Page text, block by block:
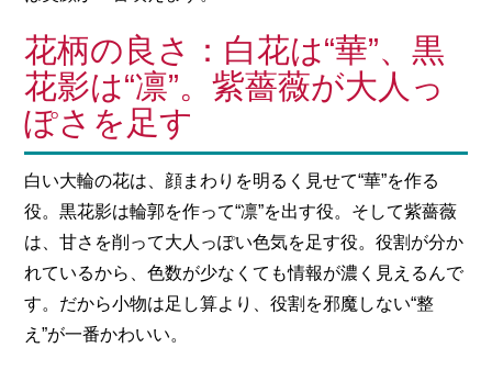
花柄の良さ：白花は“華”、黒
花影は“凛”。紫薔薇が大人っ
ぽさを足す
白い大輪の花は、顔まわりを明るく見せて“華”を作る
役。黒花影は輪郭を作って“凛”を出す役。そして紫薔薇
は、甘さを削って大人っぽい色気を足す役。役割が分か
れているから、色数が少なくても情報が濃く見えるんで
す。だから小物は足し算より、役割を邪魔しない“整
え”が一番かわいい。